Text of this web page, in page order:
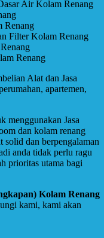
Air Kolam Renang
Renang
Filter Kolam Renang
Renang
Alat dan Jasa
apartemen,
menggunakan Jasa
dan kolam renang
dan berpengalaman
anda tidak perlu ragu
prioritas utama bagi
Kolam Renang
kami, kami akan